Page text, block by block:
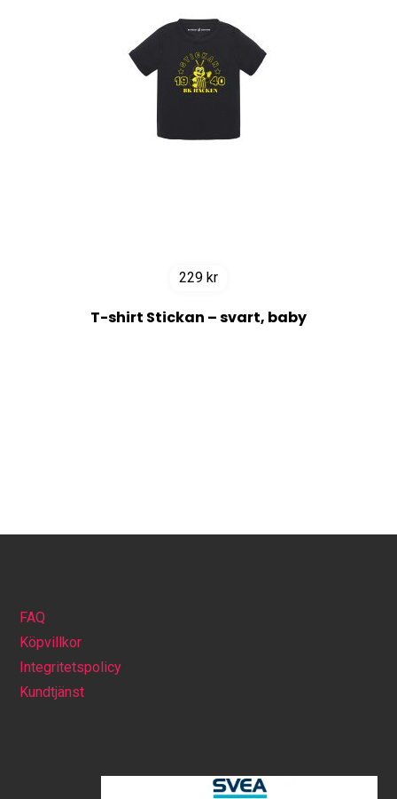
229 kr
T-shirt Stickan – svart, baby
FAQ
Köpvillkor
Integritetspolicy
Kundtjänst